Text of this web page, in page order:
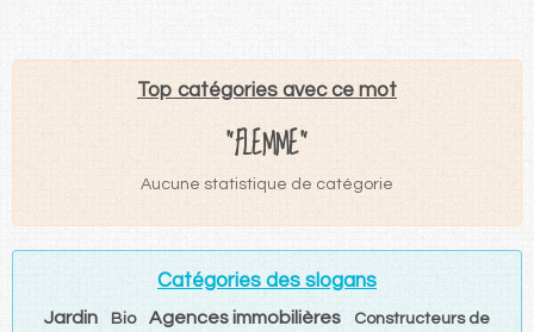
Top catégories avec ce mot
"FLEMME"
Aucune statistique de catégorie
Catégories des slogans
Jardin Bio Agences immobilières
Constructeurs de